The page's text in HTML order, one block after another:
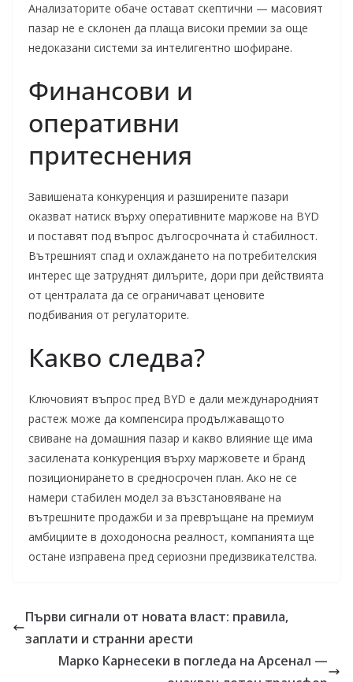
Анализаторите обаче остават скептични — масовият
пазар не е склонен да плаща високи премии за още
недоказани системи за интелигентно шофиране.
Финансови и
оперативни
притеснения
Завишената конкуренция и разширените пазари
оказват натиск върху оперативните маржове на BYD
и поставят под въпрос дългосрочната ѝ стабилност.
Вътрешният спад и охлаждането на потребителския
интерес ще затруднят дилърите, дори при действията
от централата да се ограничават ценовите
подбивания от регулаторите.
Какво следва?
Ключовият въпрос пред BYD е дали международният
растеж може да компенсира продължаващото
свиване на домашния пазар и какво влияние ще има
засилената конкуренция върху маржовете и бранд
позиционирането в средносрочен план. Ако не се
намери стабилен модел за възстановяване на
вътрешните продажби и за превръщане на премиум
амбициите в доходоносна реалност, компанията ще
остане изправена пред сериозни предизвикателства.
Първи сигнали от новата власт: правила,
заплати и странни арести
Марко Карнесеки в погледа на Арсенал —